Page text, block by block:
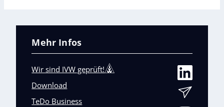
Mehr Infos
Wir sind IVW geprüft!
Download
TeDo Business